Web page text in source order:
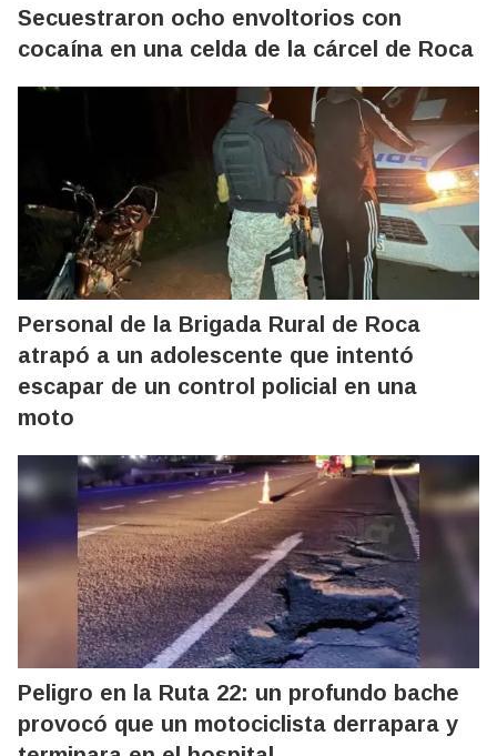
Secuestraron ocho envoltorios con
cocaína en una celda de la cárcel de Roca
Personal de la Brigada Rural de Roca
atrapó a un adolescente que intentó
escapar de un control policial en una
moto
Peligro en la Ruta 22: un profundo bache
provocó que un motociclista derrapara y